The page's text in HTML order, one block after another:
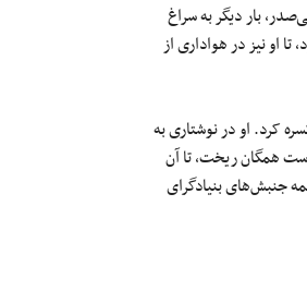
بار دیگر به سراغ
او نیز در هواداری از
کرد. او در نوشتاری به
همگان ریخت، تا آن
جنبش‌های بنیادگرای